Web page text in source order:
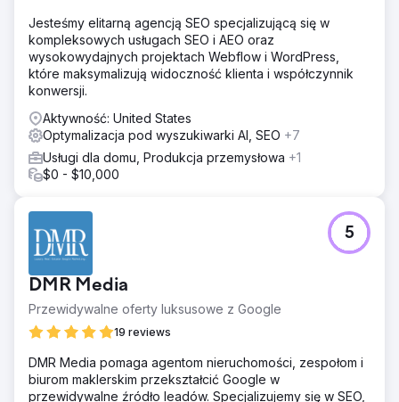
Jesteśmy elitarną agencją SEO specjalizującą się w
kompleksowych usługach SEO i AEO oraz
wysokowydajnych projektach Webflow i WordPress,
które maksymalizują widoczność klienta i współczynnik
konwersji.
Aktywność: United States
Optymalizacja pod wyszukiwarki AI, SEO +7
Usługi dla domu, Produkcja przemysłowa +1
$0 - $10,000
DMR Media
Przewidywalne oferty luksusowe z Google
19 reviews
5
DMR Media pomaga agentom nieruchomości, zespołom i
biurom maklerskim przekształcić Google w
przewidywalne źródło leadów. Specjalizujemy się w SEO,